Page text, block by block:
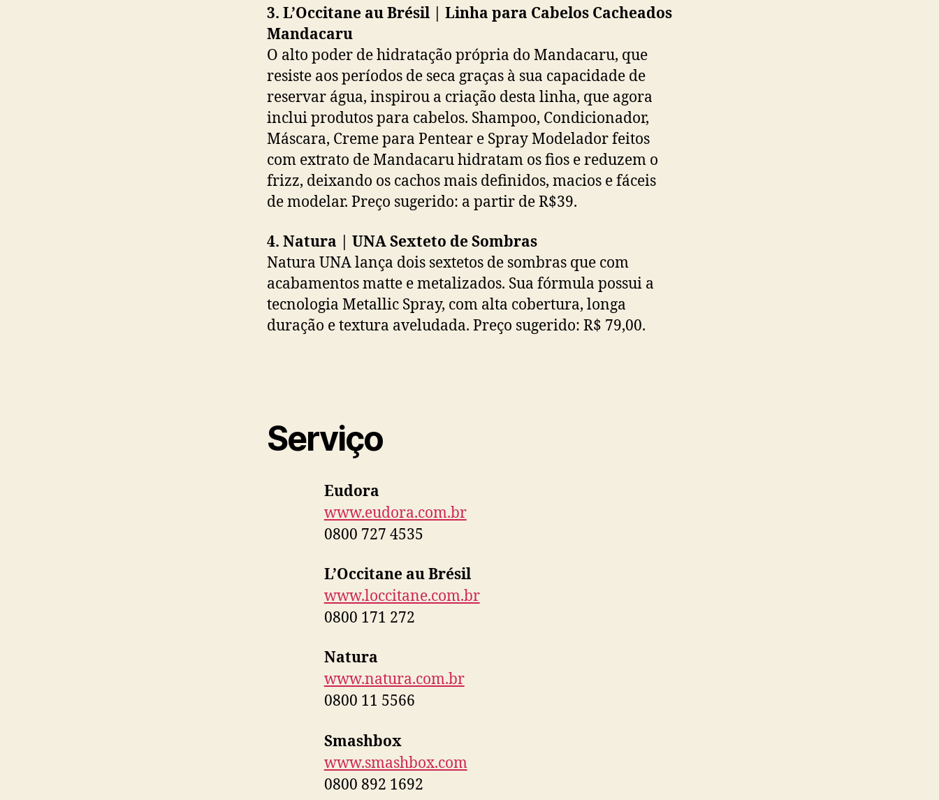
3. L’Occitane au Brésil | Linha para Cabelos Cacheados
Mandacaru
O alto poder de hidratação própria do Mandacaru, que
resiste aos períodos de seca graças à sua capacidade de
reservar água, inspirou a criação desta linha, que agora
inclui produtos para cabelos. Shampoo, Condicionador,
Máscara, Creme para Pentear e Spray Modelador feitos
com extrato de Mandacaru hidratam os fios e reduzem o
frizz, deixando os cachos mais definidos, macios e fáceis
de modelar. Preço sugerido: a partir de R$39.
4. Natura | UNA Sexteto de Sombras
Natura UNA lança dois sextetos de sombras que com
acabamentos matte e metalizados. Sua fórmula possui a
tecnologia Metallic Spray, com alta cobertura, longa
duração e textura aveludada. Preço sugerido: R$ 79,00.
Serviço
Eudora
www.eudora.com.br
0800 727 4535
L’Occitane au Brésil
www.loccitane.com.br
0800 171 272
Natura
www.natura.com.br
0800 11 5566
Smashbox
www.smashbox.com
0800 892 1692